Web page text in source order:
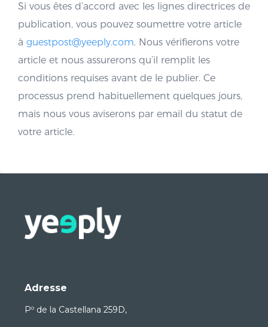
Si vous êtes d’accord avec les lignes directrices de
publication, vous pouvez soumettre votre article
à guestpost@yeeply.com. Nous vérifierons votre
article et nous assurerons qu’il remplit les
conditions requises avant de le publier. Ce
processus prend habituellement quelques jours,
mais nous vous aviserons par email du statut de
votre article.
Adresse
Pº de la Castellana 259D,